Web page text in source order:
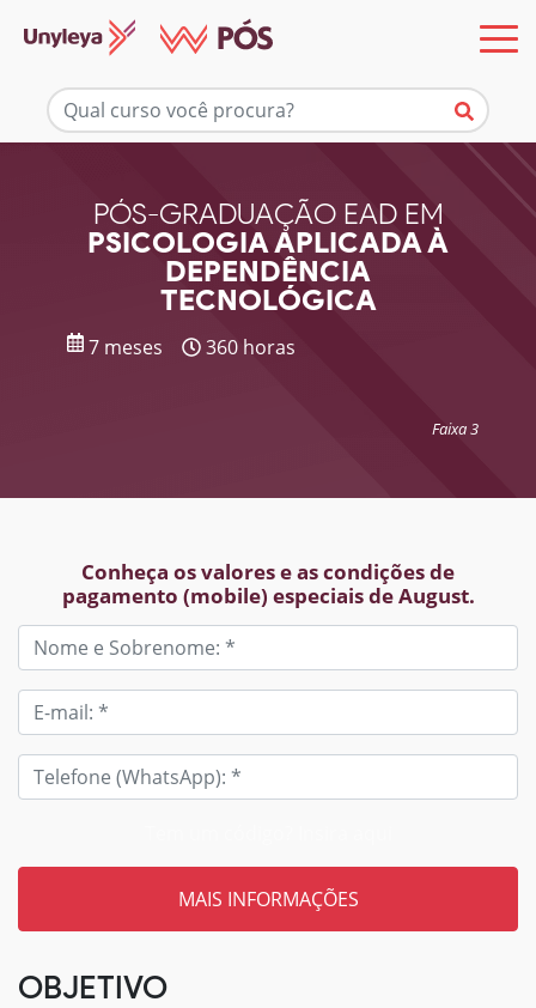
PÓS-GRADUAÇÃO EAD EM
PSICOLOGIA APLICADA À
DEPENDÊNCIA
TECNOLÓGICA
7 meses 360 horas
Faixa 3
Conheça os valores e as condições de
pagamento (mobile) especiais de August.
Mais informações
OBJETIVO